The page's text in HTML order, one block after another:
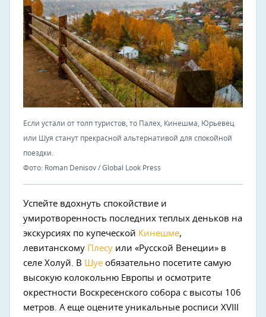
Если устали от толп туристов, то Палех, Кинешма, Юрьевец
или Шуя станут прекрасной альтернативой для спокойной
поездки.
Фото: Roman Denisov / Global Look Press
Успейте вдохнуть спокойствие и
умиротворенность последних теплых деньков на
экскурсиях по купеческой Кинешме,
левитанскому
Плесу или «Русской Венеции» в
селе Холуй. В
Шуе обязательно посетите самую
высокую колокольню Европы и осмотрите
окрестности Воскресенского собора с высоты 106
метров. А еще оцените уникальные росписи XVIII